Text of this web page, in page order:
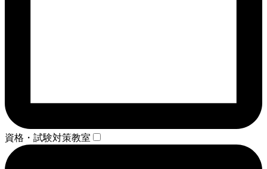
資格・試験対策教室